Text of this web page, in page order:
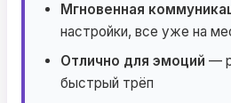
Мгновенная
настройки, все уже на
Отлично для эмоций —
быстрый трёп